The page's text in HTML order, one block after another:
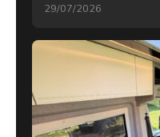
29/07/2026